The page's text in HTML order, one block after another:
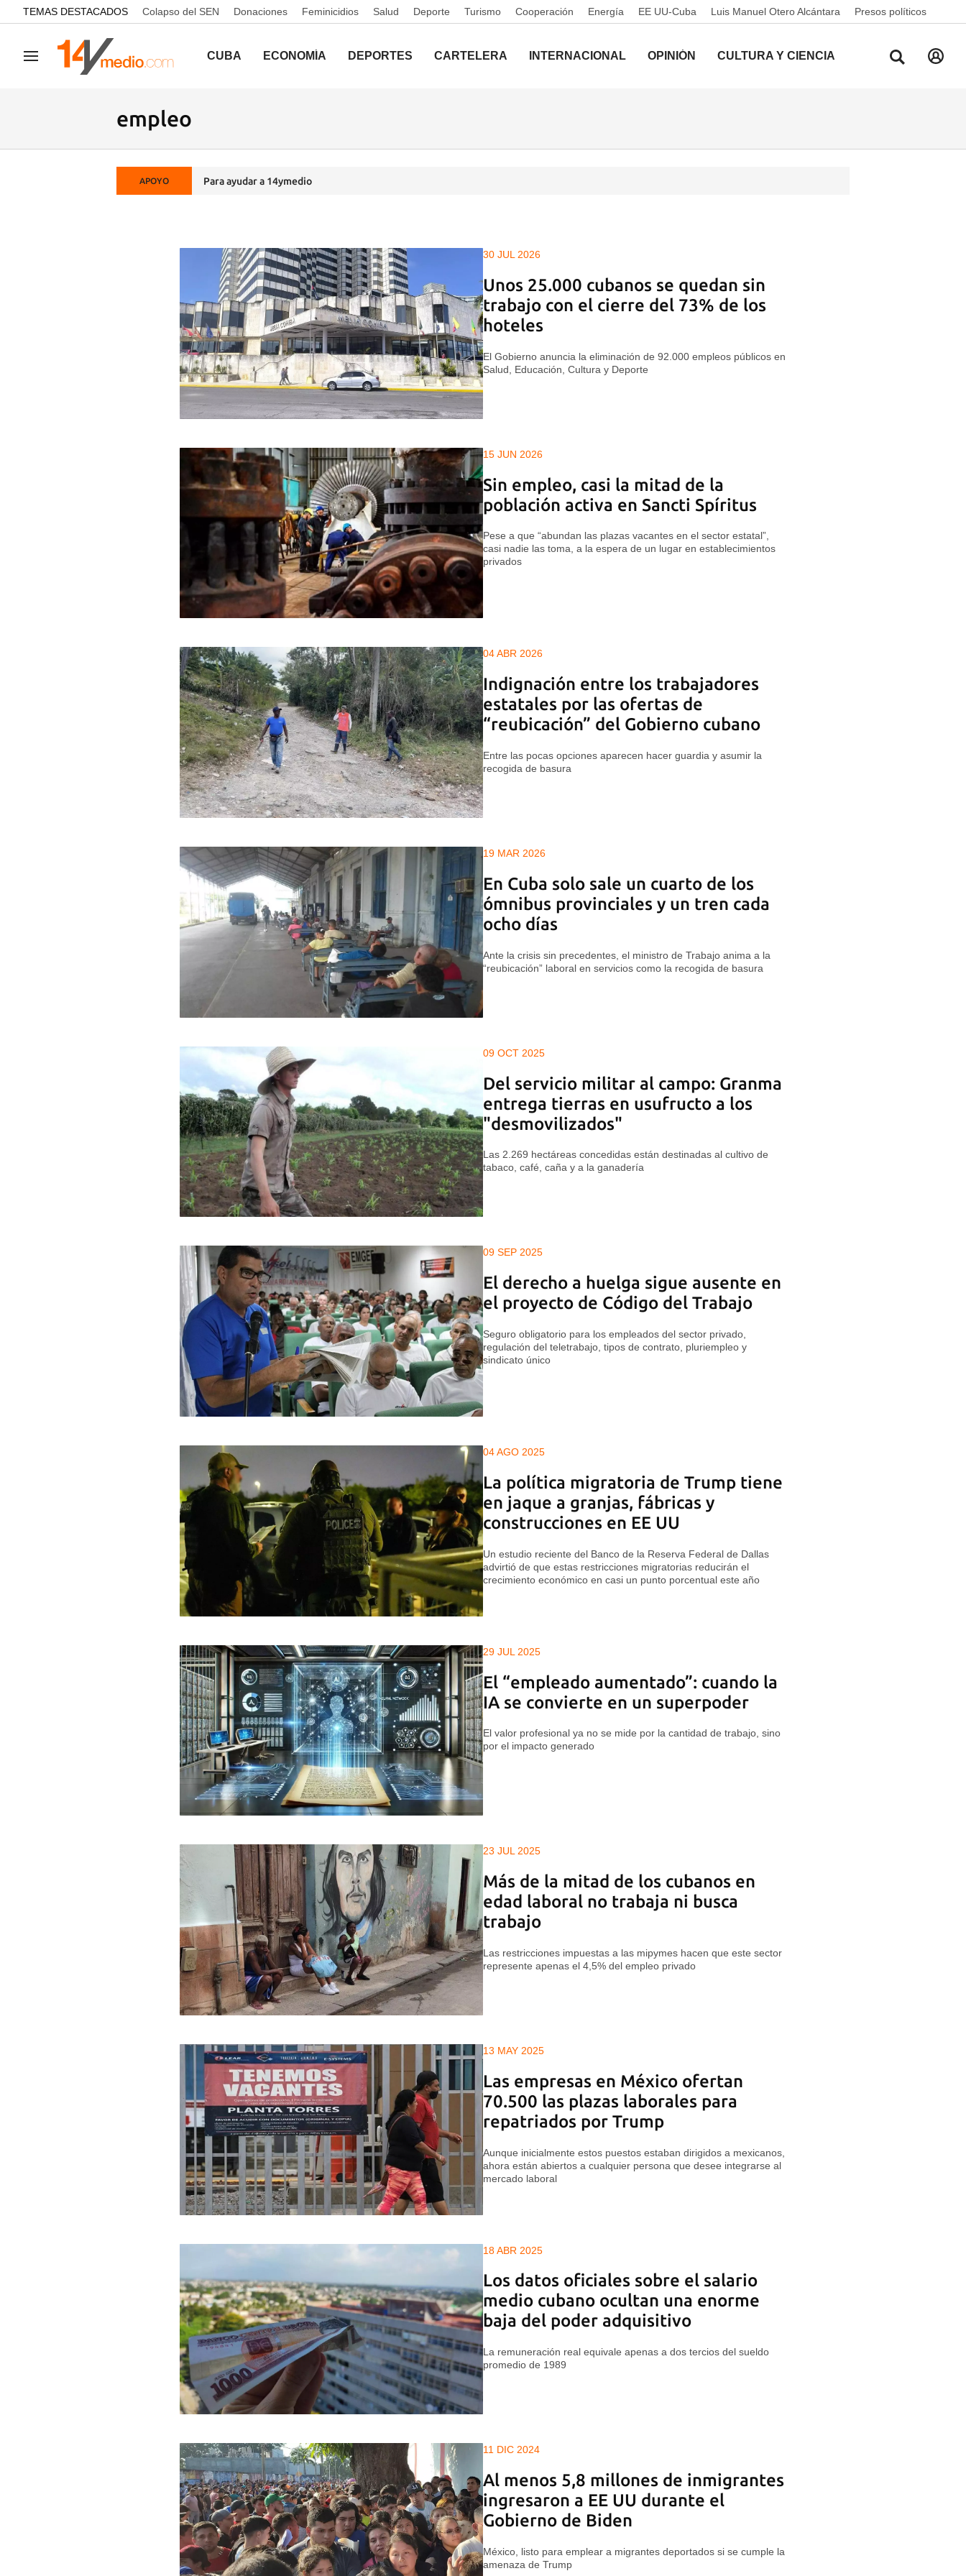
common.go-to-content
TEMAS DESTACADOS Colapso del SEN Donaciones Feminicidios Salud Deporte Turismo Cooperación Energía EE UU-Cuba Luis Manuel Otero Alcántara Presos políticos
Navegación CUBA ECONOMÍA DEPORTES CARTELERA INTERNACIONAL OPINIÓN CULTURA Y CIENCIA
empleo
APOYO Para ayudar a 14ymedio
30 JUL 2026
Unos 25.000 cubanos se quedan sin
trabajo con el cierre del 73% de los
hoteles
El Gobierno anuncia la eliminación de 92.000 empleos públicos en
Salud, Educación, Cultura y Deporte
15 JUN 2026
Sin empleo, casi la mitad de la
población activa en Sancti Spíritus
Pese a que “abundan las plazas vacantes en el sector estatal”,
casi nadie las toma, a la espera de un lugar en establecimientos
privados
04 ABR 2026
Indignación entre los trabajadores
estatales por las ofertas de
“reubicación” del Gobierno cubano
Entre las pocas opciones aparecen hacer guardia y asumir la
recogida de basura
19 MAR 2026
En Cuba solo sale un cuarto de los
ómnibus provinciales y un tren cada
ocho días
Ante la crisis sin precedentes, el ministro de Trabajo anima a la
“reubicación” laboral en servicios como la recogida de basura
09 OCT 2025
Del servicio militar al campo: Granma
entrega tierras en usufructo a los
"desmovilizados"
Las 2.269 hectáreas concedidas están destinadas al cultivo de
tabaco, café, caña y a la ganadería
09 SEP 2025
El derecho a huelga sigue ausente en
el proyecto de Código del Trabajo
Seguro obligatorio para los empleados del sector privado,
regulación del teletrabajo, tipos de contrato, pluriempleo y
sindicato único
04 AGO 2025
La política migratoria de Trump tiene
en jaque a granjas, fábricas y
construcciones en EE UU
Un estudio reciente del Banco de la Reserva Federal de Dallas
advirtió de que estas restricciones migratorias reducirán el
crecimiento económico en casi un punto porcentual este año
29 JUL 2025
El “empleado aumentado”: cuando la
IA se convierte en un superpoder
El valor profesional ya no se mide por la cantidad de trabajo, sino
por el impacto generado
23 JUL 2025
Más de la mitad de los cubanos en
edad laboral no trabaja ni busca
trabajo
Las restricciones impuestas a las mipymes hacen que este sector
represente apenas el 4,5% del empleo privado
13 MAY 2025
Las empresas en México ofertan
70.500 las plazas laborales para
repatriados por Trump
Aunque inicialmente estos puestos estaban dirigidos a mexicanos,
ahora están abiertos a cualquier persona que desee integrarse al
mercado laboral
18 ABR 2025
Los datos oficiales sobre el salario
medio cubano ocultan una enorme
baja del poder adquisitivo
La remuneración real equivale apenas a dos tercios del sueldo
promedio de 1989
11 DIC 2024
Al menos 5,8 millones de inmigrantes
ingresaron a EE UU durante el
Gobierno de Biden
México, listo para emplear a migrantes deportados si se cumple la
amenaza de Trump